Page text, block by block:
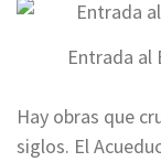
Entrada al
Hay obras que
siglos. El